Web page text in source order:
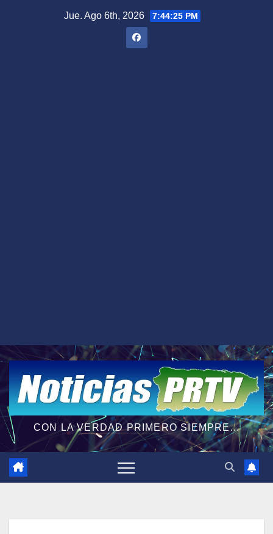
Jue. Ago 6th, 2026 7:44:27 PM
CON LA VERDAD PRIMERO SIEMPRE...